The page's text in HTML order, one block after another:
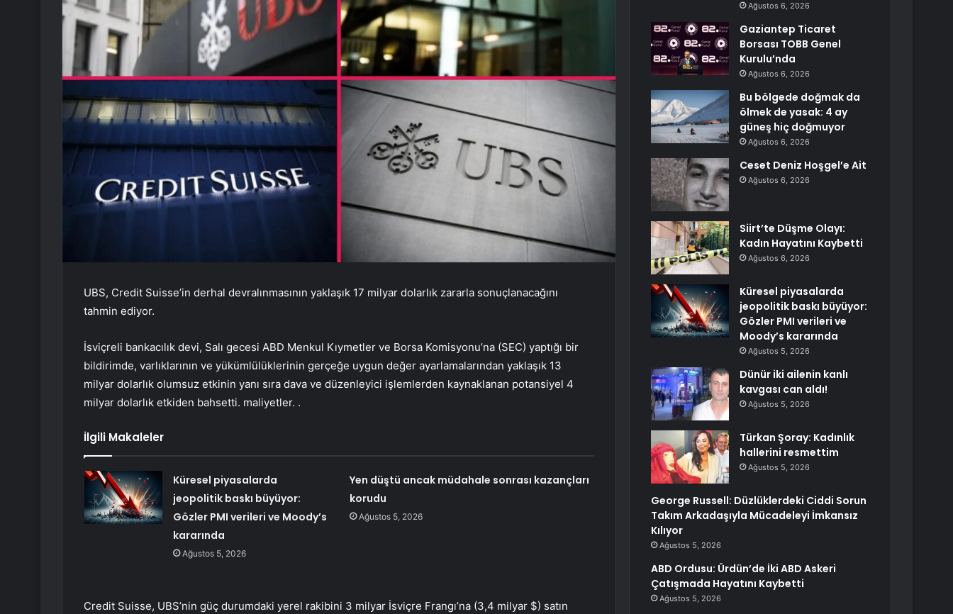
UBS, Credit Suisse’in derhal devralınmasının yaklaşık 17 milyar dolarlık zararla sonuçlanacağını
tahmin ediyor.
İsviçreli bankacılık devi, Salı gecesi ABD Menkul Kıymetler ve Borsa Komisyonu’na (SEC) yaptığı bir
bildirimde, varlıklarının ve yükümlülüklerinin gerçeğe uygun değer ayarlamalarından yaklaşık 13
milyar dolarlık olumsuz etkinin yanı sıra dava ve düzenleyici işlemlerden kaynaklanan potansiyel 4
milyar dolarlık etkiden bahsetti. maliyetler. .
İlgili Makaleler
Küresel piyasalarda
jeopolitik baskı büyüyor:
Gözler PMI verileri ve Moody’s
kararında
Ağustos 5, 2026
Yen düştü ancak müdahale sonrası kazançları
korudu
Ağustos 5, 2026
Credit Suisse, UBS’nin güç durumdaki yerel rakibini 3 milyar İsviçre Frangı’na (3,4 milyar $) satın
Ağustos 6, 2026
Gaziantep Ticaret
Borsası TOBB Genel
Kurulu’nda
Ağustos 6, 2026
Bu bölgede doğmak da
ölmek de yasak: 4 ay
güneş hiç doğmuyor
Ağustos 6, 2026
Ceset Deniz Hoşgel’e Ait
Ağustos 6, 2026
Siirt’te Düşme Olayı:
Kadın Hayatını Kaybetti
Ağustos 6, 2026
Küresel piyasalarda
jeopolitik baskı büyüyor:
Gözler PMI verileri ve
Moody’s kararında
Ağustos 5, 2026
Dünür iki ailenin kanlı
kavgası can aldı!
Ağustos 5, 2026
Türkan Şoray: Kadınlık
hallerini resmettim
Ağustos 5, 2026
George Russell: Düzlüklerdeki Ciddi Sorun
Takım Arkadaşıyla Mücadeleyi İmkansız
Kılıyor
Ağustos 5, 2026
ABD Ordusu: Ürdün’de İki ABD Askeri
Çatışmada Hayatını Kaybetti
Ağustos 5, 2026